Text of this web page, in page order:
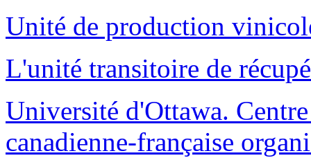
Unité de production
L'unité transitoire de
Université d'Ottawa.
canadienne-française